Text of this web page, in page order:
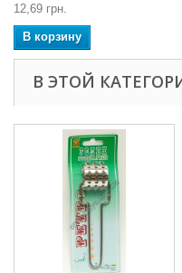
12,69 грн.
В корзину
В ЭТОЙ